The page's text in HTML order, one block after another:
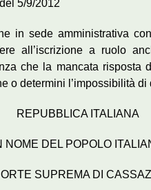
5/9/2012
in sede amministrativa
all’iscrizione a ruolo
che la mancata risposta
o determini l’impossibilità
REPUBBLICA ITALIANA
NOME DEL POPOLO
SUPREMA DI